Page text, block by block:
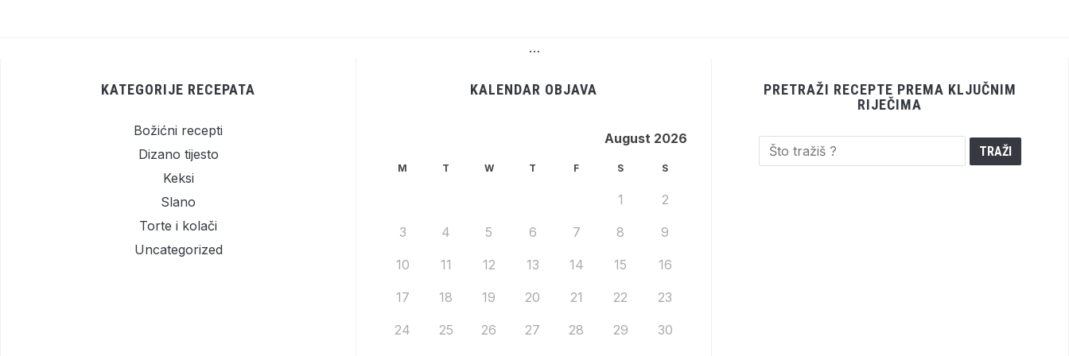
…
KATEGORIJE RECEPATA
Božićni recepti
Dizano tijesto
Keksi
Slano
Torte i kolači
Uncategorized
KALENDAR OBJAVA
August 2026
M T W T F S S
1 2
3 4 5 6 7 8 9
10 11 12 13 14 15 16
17 18 19 20 21 22 23
24 25 26 27 28 29 30
PRETRAŽI RECEPTE PREMA KLJUČNIM
RIJEČIMA